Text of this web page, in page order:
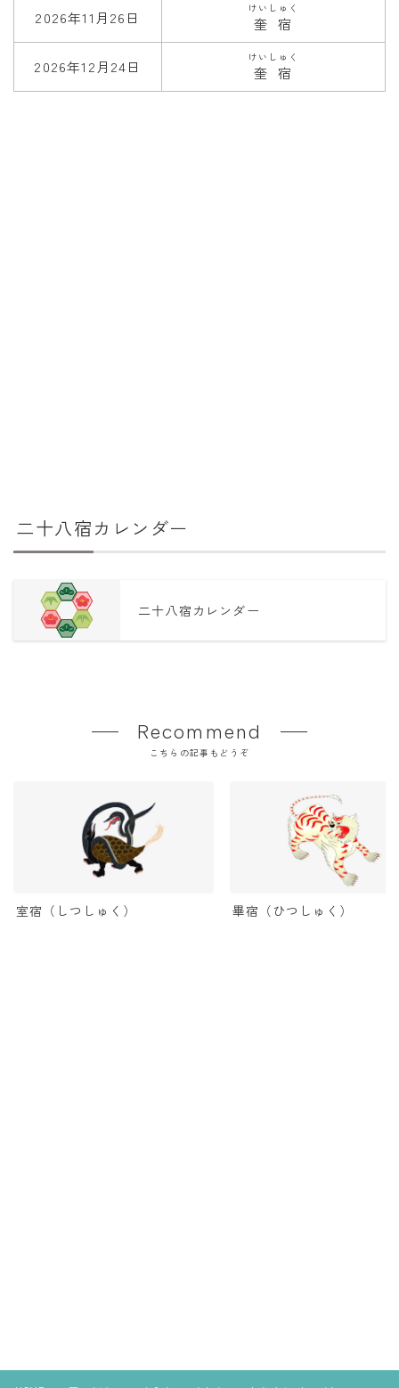
2026年11月26日 奎宿
けいしゅく
2026年12月24日 奎宿
けいしゅく
二十八宿カレンダー
二十八宿カレンダー
Recommend
こちらの記事もどうぞ
室宿（しつしゅく） 畢宿（ひつしゅく）